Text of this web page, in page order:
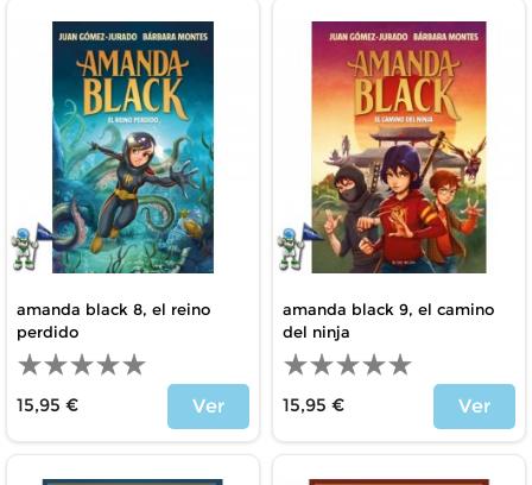
amanda black 8, el reino
perdido
15,95 €
Ver
amanda black 9, el camino
del ninja
15,95 €
Ver